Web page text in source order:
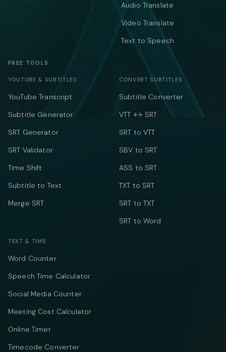
Audio Translate
Video Translate
Text to Speech
FREE TOOLS
YOUTUBE & SUBTITLES
YouTube Transcript
Subtitle Generator
SRT Generator
SRT Validator
Time Shift
Subtitle to Text
Merge SRT
CONVERT SUBTITLES
Subtitle Converter
VTT ↔ SRT
SRT to VTT
SBV to SRT
ASS to SRT
TXT to SRT
SRT to TXT
SRT to Word
TEXT & TIME
Word Counter
Speech Time Calculator
Social Media Counter
Meeting Cost Calculator
Online Timer
Timecode Converter